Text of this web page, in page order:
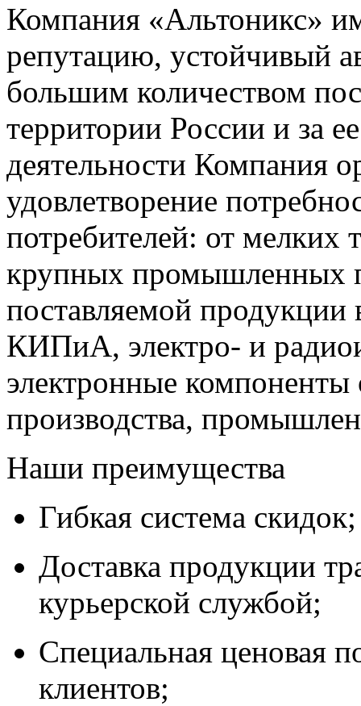
Компания «Альтоникс»
репутацию, устойчивый
большим количеством
территории России и за
деятельности Компания
удовлетворение
потребителей: от мелких
крупных промышленных
поставляемой продукции
КИПиА, электро- и
электронные компоненты
производства,
Наши преимущества
Гибкая система скидок;
Доставка продукции
курьерской службой;
Специальная ценовая
клиентов;